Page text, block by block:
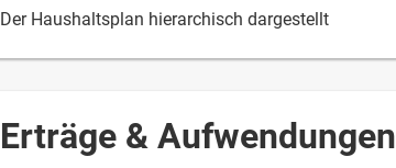
Der Haushaltsplan hierarchisch dargestellt
Erträge & Aufwendungen